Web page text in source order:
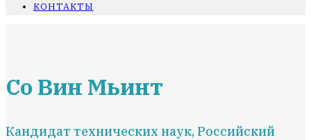
КОНТАКТЫ
Со Вин Мьинт
Кандидат технических наук, Российский